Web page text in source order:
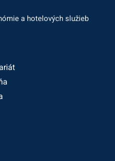
a hotelových služieb